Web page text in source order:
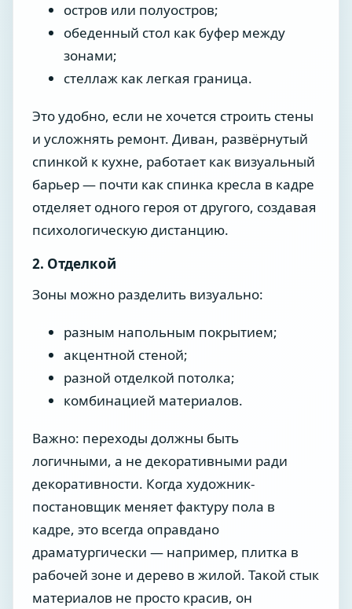
остров или полуостров;
обеденный стол как буфер между
зонами;
стеллаж как легкая граница.
Это удобно, если не хочется строить стены
и усложнять ремонт. Диван, развёрнутый
спинкой к кухне, работает как визуальный
барьер — почти как спинка кресла в кадре
отделяет одного героя от другого, создавая
психологическую дистанцию.
2. Отделкой
Зоны можно разделить визуально:
разным напольным покрытием;
акцентной стеной;
разной отделкой потолка;
комбинацией материалов.
Важно: переходы должны быть
логичными, а не декоративными ради
декоративности. Когда художник-
постановщик меняет фактуру пола в
кадре, это всегда оправдано
драматургически — например, плитка в
рабочей зоне и дерево в жилой. Такой стык
материалов не просто красив, он